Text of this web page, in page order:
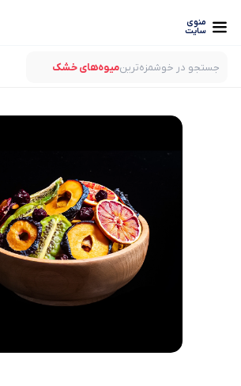
منوی
سایت
جستجو در خوشمزه‌ترینمیوه‌های خشک
لواشک‌های ارگانیک